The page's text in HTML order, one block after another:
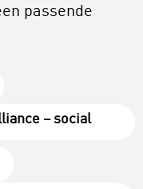
passende
– social